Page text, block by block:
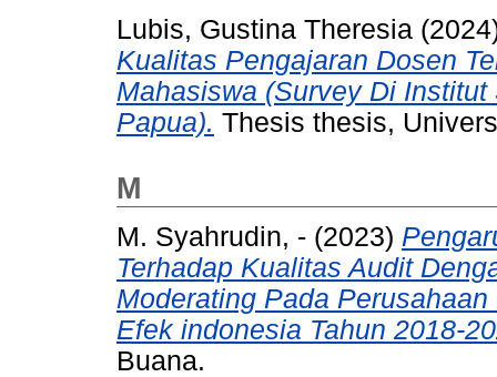
Lubis, Gustina Theresia
Kualitas Pengajaran Dosen
Mahasiswa (Survey Di
Papua). Thesis thesis,
M
M. Syahrudin, - (2023)
Terhadap Kualitas Audit
Moderating Pada
Efek indonesia Tahun 2018-
Buana.